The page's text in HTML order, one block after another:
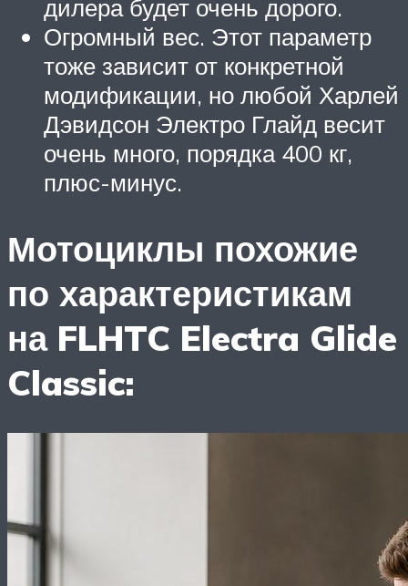
дилера будет очень дорого.
Огромный вес. Этот параметр
тоже зависит от конкретной
модификации, но любой Харлей
Дэвидсон Электро Глайд весит
очень много, порядка 400 кг,
плюс-минус.
Мотоциклы похожие
по характеристикам
на FLHTC Electra Glide
Classic: